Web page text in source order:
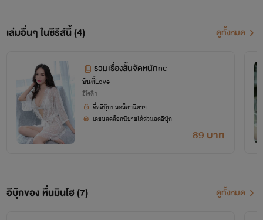
เล่มอื่นๆ ในซีรีส์นี้ (4) ดูทั้งหมด
รวมเรื่องสั้นจัดหนักnc
อินดี้Love
อีโรติก
89 บาท
ซื้ออีบุ๊กปลดล็อกนิยาย
เคยปลดล็อกนิยายได้ส่วนลดอีบุ๊ก
อีบุ๊กของ หื่นมินโฮ (7) ดูทั้งหมด